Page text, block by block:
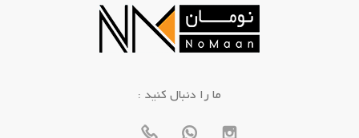
: ما را دنبال کنید